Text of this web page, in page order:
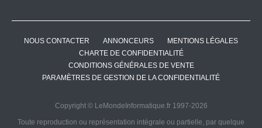
NOUS CONTACTER ANNONCEURS
MENTIONS LÉGALES
CHARTE DE CONFIDENTIALITÉ
CONDITIONS GÉNÉRALES DE VENTE
PARAMÈTRES DE GESTION DE LA CONFIDENTIALITÉ
Copyright © LeMondeInformatique.fr 1997-2026
Toute reproduction ou représentation intégrale ou partielle, par quelque